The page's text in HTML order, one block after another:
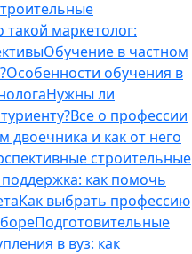
такой маркетолог:
Обучение в частном
Особенности обучения в
Нужны ли
Все о профессии
двоечника и как от него
строительные
как помочь
Как выбрать профессию
Подготовительные
в вуз: как